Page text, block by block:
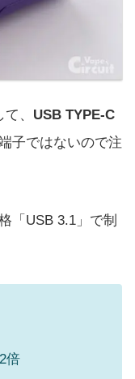
、 USB TYPE-C
子ではないので注
「USB 3.1」で制
倍